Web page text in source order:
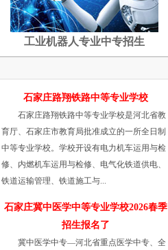
工业机器人专业中专招生
石家庄路翔铁路中等专业学校
石家庄路翔铁路中等专业学校是河北省教
育厅、石家庄市教育局批准成立的一所全日制
中等专业学校。学校开设有电力机车运用与检
修、内燃机车运用与检修、电气化铁道供电、
铁道运输管理、铁道施工与...
石家庄冀中医学中等专业学校2026春季
招生报名了
冀中医学中专—河北省重点医学中专、全